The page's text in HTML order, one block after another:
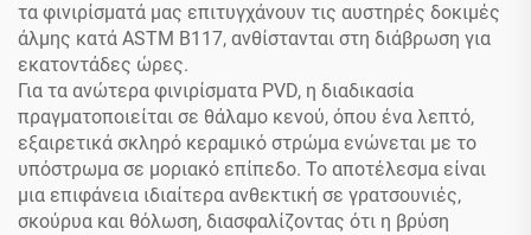
τα φινιρίσματά μας επιτυγχάνουν τις αυστηρές δοκιμές
άλμης κατά ASTM B117, ανθίστανται στη διάβρωση για
εκατοντάδες ώρες.
Για τα ανώτερα φινιρίσματα PVD, η διαδικασία
πραγματοποιείται σε θάλαμο κενού, όπου ένα λεπτό,
εξαιρετικά σκληρό κεραμικό στρώμα ενώνεται με το
υπόστρωμα σε μοριακό επίπεδο. Το αποτέλεσμα είναι
μια επιφάνεια ιδιαίτερα ανθεκτική σε γρατσουνιές,
σκούρυα και θόλωση, διασφαλίζοντας ότι η βρύση